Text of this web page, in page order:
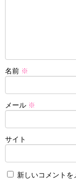
名前 ※
メール ※
サイト
新しいコメントを